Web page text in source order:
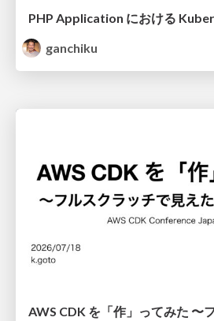
PHP Application における
ganchiku